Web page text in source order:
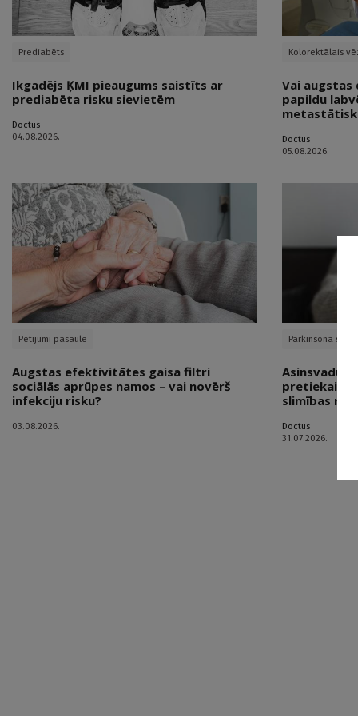
Prediabēts
Ikgadējs ĶMI pieaugums saistīts ar
prediabēta risku sievietēm
Doctus
04.08.2026.
Kolorektālais
Vai augstas
papildu
Doctus
05.08.2026.
Pētījumi pasaulē
Augstas efektivitātes gaisa filtri
sociālās aprūpes namos – vai novērš
infekciju risku?
03.08.2026.
Parkinsona
Asinsvadu
slimības risks
Doctus
31.07.2026.